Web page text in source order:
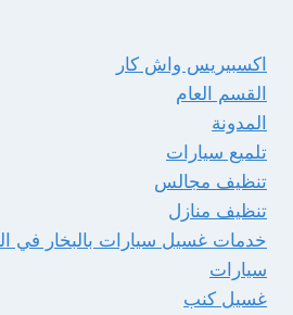
اكسبيريس واش كار
القسم العام
المدونة
تلميع سيارات
تنظيف مجالس
تنظيف منازل
خدمات غسيل سيارات بالبخار في
سيارات
غسيل كنب